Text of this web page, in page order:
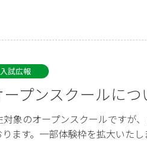
入試広報
プンスクールにつ
象のオープンスクールですが
ます。一部体験枠を拡大いた